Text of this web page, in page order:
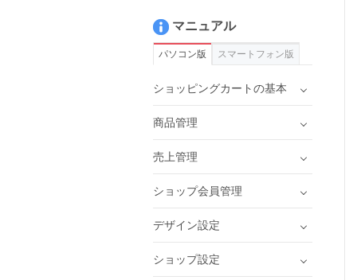
マニュアル
パソコン版 スマートフォン版
ショッピングカートの基本
商品管理
売上管理
ショップ会員管理
デザイン設定
ショップ設定